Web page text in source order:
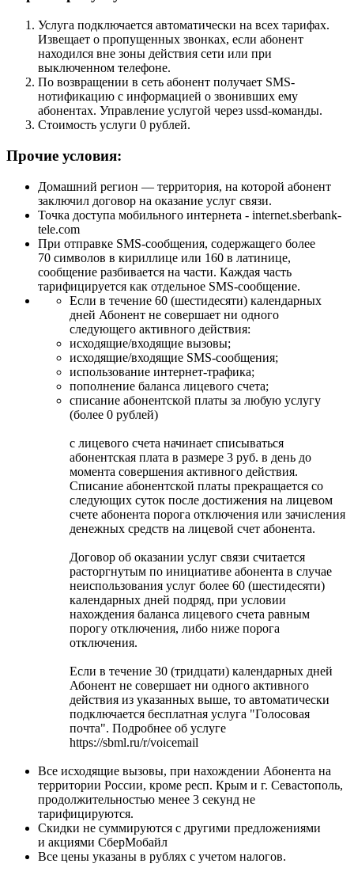
Услуга подключается автоматически на всех тарифах.
Извещает о пропущенных звонках, если абонент
находился вне зоны действия сети или при
выключенном телефоне.
По возвращении в сеть абонент получает SMS-
нотификацию с информацией о звонивших ему
абонентах. Управление услугой через ussd-команды.
Стоимость услуги 0 рублей.
Прочие условия:
Домашний регион — территория, на которой абонент
заключил договор на оказание услуг связи.
Точка доступа мобильного интернета - internet.sberbank-
tele.com
При отправке SMS-сообщения, содержащего более
70 символов в кириллице или 160 в латинице,
сообщение разбивается на части. Каждая часть
тарифицируется как отдельное SMS-сообщение.
Если в течение 60 (шестидесяти) календарных
дней Абонент не совершает ни одного
следующего активного действия:
исходящие/входящие вызовы;
исходящие/входящие SMS-сообщения;
использование интернет-трафика;
пополнение баланса лицевого счета;
списание абонентской платы за любую услугу
(более 0 рублей)
с лицевого счета начинает списываться
абонентская плата в размере 3 руб. в день до
момента совершения активного действия.
Списание абонентской платы прекращается со
следующих суток после достижения на лицевом
счете абонента порога отключения или зачисления
денежных средств на лицевой счет абонента.
Договор об оказании услуг связи считается
расторгнутым по инициативе абонента в случае
неиспользования услуг более 60 (шестидесяти)
календарных дней подряд, при условии
нахождения баланса лицевого счета равным
порогу отключения, либо ниже порога
отключения.
Если в течение 30 (тридцати) календарных дней
Абонент не совершает ни одного активного
действия из указанных выше, то автоматически
подключается бесплатная услуга "Голосовая
почта". Подробнее об услуге
https://sbml.ru/r/voicemail
Все исходящие вызовы, при нахождении Абонента на
территории России, кроме респ. Крым и г. Севастополь,
продолжительностью менее 3 секунд не
тарифицируются.
Скидки не суммируются с другими предложениями
и акциями СберМобайл
Все цены указаны в рублях с учетом налогов.